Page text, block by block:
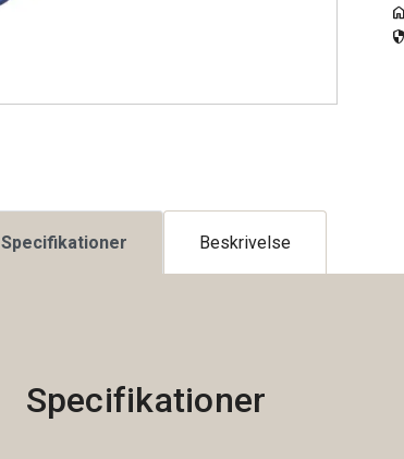
home
security
Specifikationer Beskrivelse
Specifikationer